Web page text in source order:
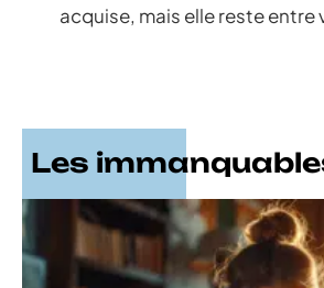
acquise, mais elle reste entre
Les